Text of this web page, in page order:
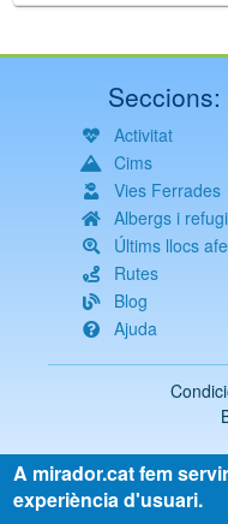
Seccions:
Activitat
Cims
Vies Ferrades
Albergs i
Últims llocs
Rutes
Blog
Ajuda
Tots
A mirador.cat fem
experiència d'usuari.